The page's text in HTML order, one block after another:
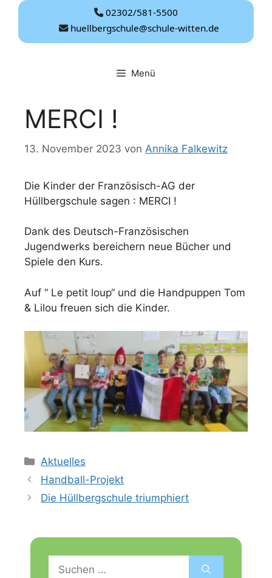
Zum
springen
02302/581-5500
huellbergschule@schule-witten.de
Menü
MERCI !
13. November 2023 von Annika Falkewitz
Die Kinder der Französisch-AG der
Hüllbergschule sagen : MERCI !
Dank des Deutsch-Französischen
Jugendwerks bereichern neue Bücher und
Spiele den Kurs.
Auf “ Le petit loup“ und die Handpuppen Tom
& Lilou freuen sich die Kinder.
Kategorien
Aktuelles
Handball-Projekt
Die Hüllbergschule triumphiert